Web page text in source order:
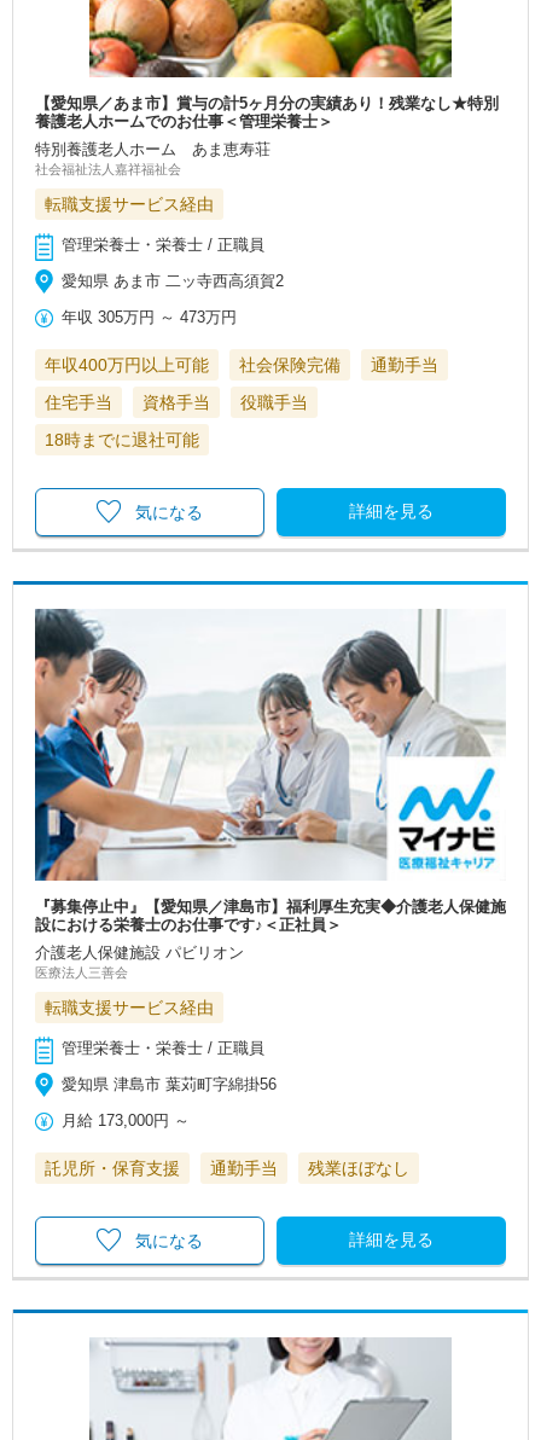
【愛知県／あま市】賞与の計5ヶ月分の実績あり！残業なし★特別
養護老人ホームでのお仕事＜管理栄養士＞
特別養護老人ホーム あま恵寿荘
社会福祉法人嘉祥福祉会
転職支援サービス経由
管理栄養士・栄養士 / 正職員
愛知県 あま市 二ッ寺西高須賀2
年収 305万円 ～473万円
年収400万円以上可能 社会保険完備
通勤手当
住宅手当
資格手当
役職手当
18時までに退社可能
詳細を見る
気になる
『募集停止中』【愛知県／津島市】福利厚生充実◆介護老人保健施
設における栄養士のお仕事です♪＜正社員＞
介護老人保健施設 パビリオン
医療法人三善会
転職支援サービス経由
管理栄養士・栄養士 / 正職員
愛知県 津島市 葉苅町字綿掛56
月給 173,000円 ～
託児所・保育支援 通勤手当 残業ほぼなし
詳細を見る
気になる